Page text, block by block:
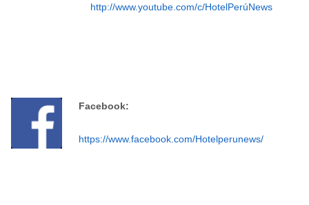
http://www.youtube.com/c/HotelPerúNews
Facebook:
https://www.facebook.com/Hotelperunews/